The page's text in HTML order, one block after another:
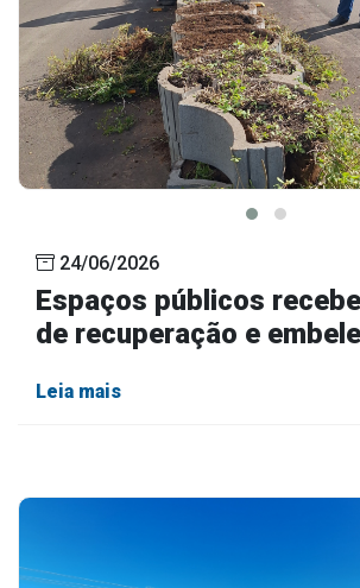
24/06/2026
Espaços públicos
de recuperação e
Leia mais